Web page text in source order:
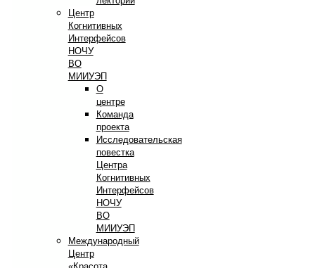
Центр
Когнитивных
Интерфейсов
НОЧУ
ВО
МИИУЭП
О
центре
Команда
проекта
Исследовательская
повестка
Центра
Когнитивных
Интерфейсов
НОЧУ
ВО
МИИУЭП
Международный
Центр